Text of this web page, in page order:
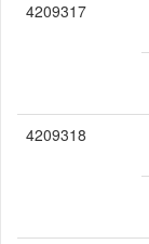
4209317
4209318